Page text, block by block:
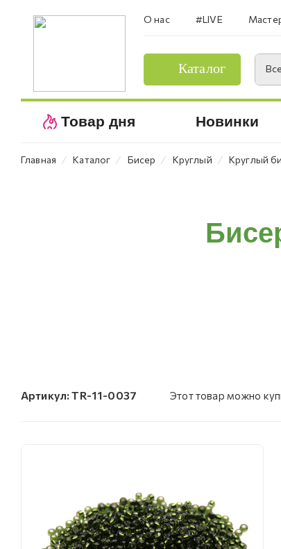
О нас #LIVE
Каталог
Товар дня Новинки
Главная ⁄ Каталог ⁄ Бисер ⁄ Круглый ⁄ Круглый
Артикул: TR-11-0037 Этот товар можно